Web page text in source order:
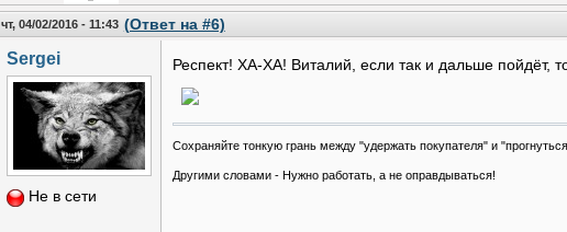
Голос за!
чт, 04/02/2016 - 11:43 (Ответ на #6)
Sergei
Не в сети
Респект! ХА-ХА! Виталий, если так и дальше пойдёт,
Сохраняйте тонкую грань между "удержать покупателя" и
Другими словами - Нужно работать, а не оправдываться!